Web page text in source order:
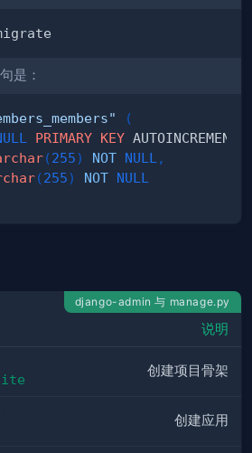
是：
(
PRIMARY KEY AUTOINCREMENT
(255) NOT NULL ,
(255) NOT NULL
django-admin 与 manage.py
说明
创建项目骨架
创建应用